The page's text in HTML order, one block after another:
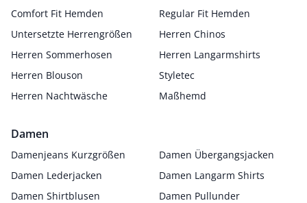
Comfort Fit Hemden
Regular Fit Hemden
Untersetzte Herrengrößen
Herren Chinos
Herren Sommerhosen
Herren Langarmshirts
Herren Blouson
Styletec
Herren Nachtwäsche
Maßhemd
Damen
Damenjeans Kurzgrößen
Damen Übergangsjacken
Damen Lederjacken
Damen Langarm Shirts
Damen Shirtblusen
Damen Pullunder